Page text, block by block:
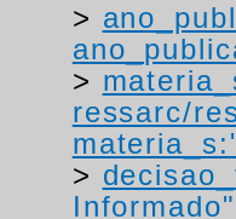
>
>
ressarc/
>
Informado"